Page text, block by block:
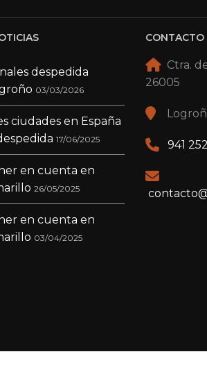
despedida
03/03/2026
ciudades en España
17/06/2025
en cuenta en
26/05/2025
en cuenta en
03/04/2025
CONTACTO
Ctra.
26005
941